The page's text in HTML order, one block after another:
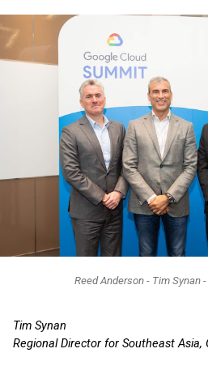
Reed Anderson - Tim Synan
Tim Synan
Regional Director for Southeast Asia,